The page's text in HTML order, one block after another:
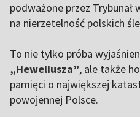
podważone przez Trybunał
na nierzetelność polskich
To nie tylko próba
„Heweliusza”, ale także
pamięci o największej
powojennej Polsce.